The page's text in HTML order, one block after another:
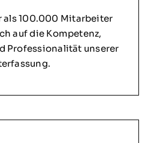
als 100.000 Mitarbeiter
auf die Kompetenz,
Professionalität unserer